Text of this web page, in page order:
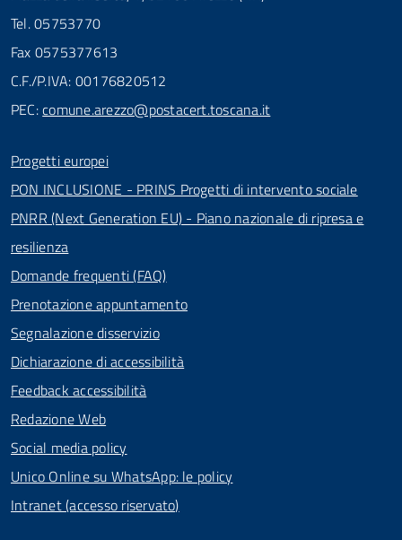
Tel. 05753770
Fax 0575377613
C.F./P.IVA: 00176820512
PEC:comune.arezzo@postacert.toscana.it
Progetti europei
PON INCLUSIONE - PRINS Progetti di intervento sociale
PNRR (Next Generation EU) - Piano nazionale di ripresa e
resilienza
Domande frequenti (FAQ)
Prenotazione appuntamento
Segnalazione disservizio
Dichiarazione di accessibilità
Feedback accessibilità
Redazione Web
Social media policy
Unico Online su WhatsApp: le policy
Intranet (accesso riservato)